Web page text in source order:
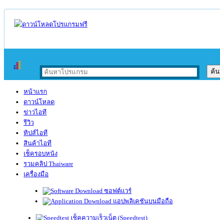
หน้าแรก
ดาวน์โหลด
ข่าวไอที
รีวิว
ทิปส์ไอที
สินค้าไอที
เช็ครอบหนัง
รวมคลิป Thaiware
เครื่องมือ
ซอฟต์แวร์
แอปพลิเคชันบนมือถือ
เช็คความเร็วเน็ต (Speedtest)